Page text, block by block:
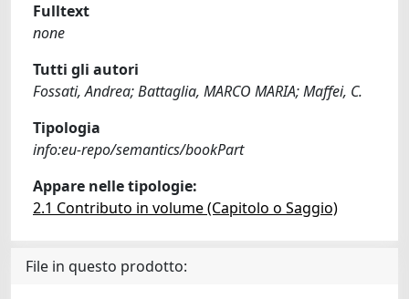
Fulltext
none
Tutti gli autori
Fossati, Andrea; Battaglia, MARCO MARIA; Maffei, C.
Tipologia
info:eu-repo/semantics/bookPart
Appare nelle tipologie:
2.1 Contributo in volume (Capitolo o Saggio)
File in questo prodotto: